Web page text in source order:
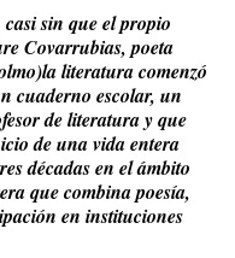
sin que el propio
Covarrubias, poeta
literatura comenzó
cuaderno escolar, un
de literatura y que
de una vida entera
décadas en el ámbito
que combina poesía,
en instituciones